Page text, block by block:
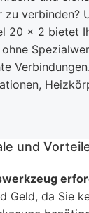
zu verbinden?
20 x 2 bietet
und
Geld, da Sie